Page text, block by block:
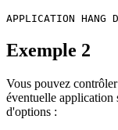
APPLICATION
Exemple 2
Vous pouvez
éventuelle application
d'options :